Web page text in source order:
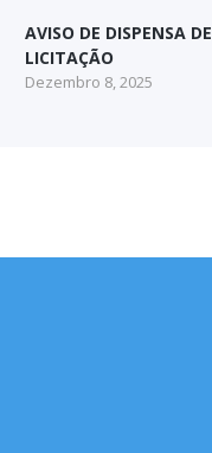
AVISO DE DISPENSA DE
LICITAÇÃO
Dezembro 8, 2025